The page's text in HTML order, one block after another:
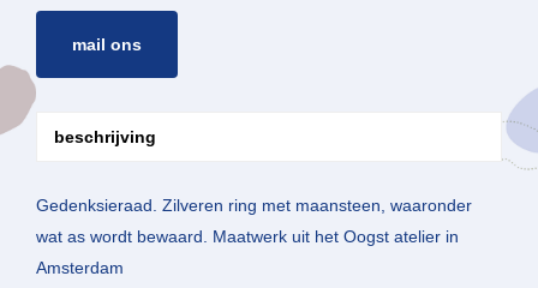
mail ons
beschrijving
Gedenksieraad. Zilveren ring met maansteen, waaronder
wat as wordt bewaard. Maatwerk uit het Oogst atelier in
Amsterdam